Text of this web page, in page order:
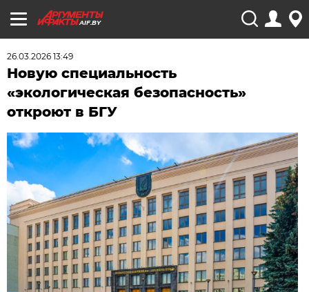
AIF.BY
26.03.2026 13:49
Новую специальность
«экологическая безопасность»
откроют в БГУ